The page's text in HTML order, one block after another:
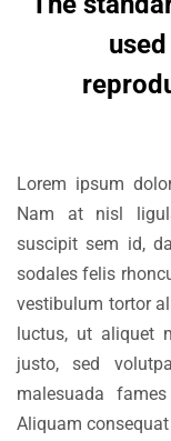
Lorem ipsum
Nam at nisl
suscipit sem id,
sodales felis
vestibulum tortor
luctus, ut aliquet
justo, sed
malesuada
Aliquam